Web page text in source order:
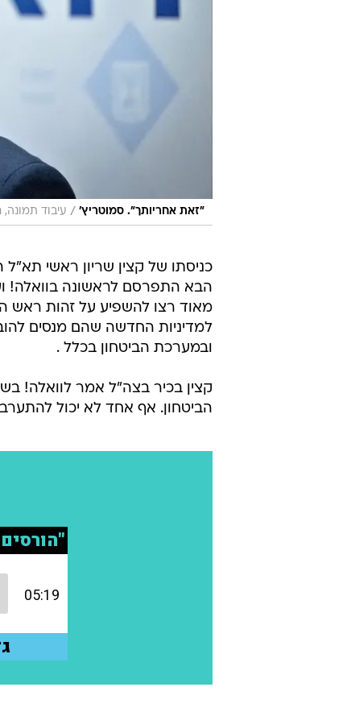
"זאת אחריותך". סמוטריץ' / עיבוד תמונה,
כניסתו של קצין שריון ראשי
הבא התפרסם לראשונה בוואלה!
מאוד רצו להשפיע על זהות ראש
למדיניות החדשה שהם מנסים
ובמערכת הביטחון בכלל .
קצין בכיר בצה"ל אמר לוואלה!
הביטחון. אף אחד לא יכול